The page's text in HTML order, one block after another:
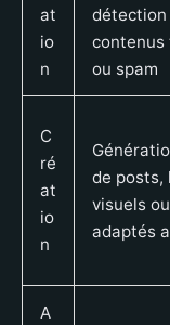
at
io
n
détection
contenus
ou spam
C
ré
at
io
n
de posts,
visuels
adaptés
A